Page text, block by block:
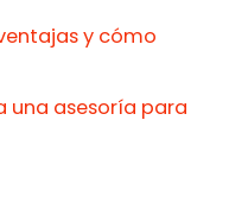
y cómo
una asesoría para